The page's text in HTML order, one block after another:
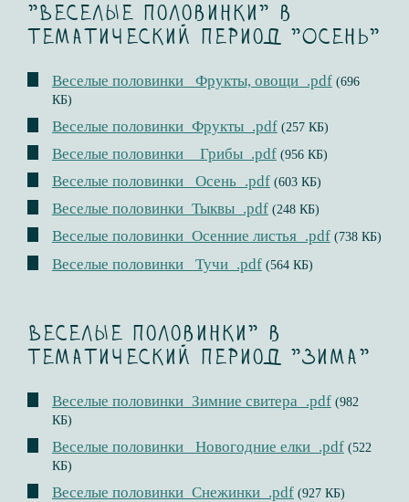
"Веселые половинки" в
тематический период "Осень"
Веселые половинки _Фрукты, овощи_.pdf (696
КБ)
Веселые половинки_Фрукты_.pdf (257 КБ)
Веселые половинки__Грибы_.pdf (956 КБ)
Веселые половинки _Осень_.pdf (603 КБ)
Веселые половинки_Тыквы_.pdf (248 КБ)
Веселые половинки_Осенние листья_.pdf (738 КБ)
Веселые половинки _Тучи_.pdf (564 КБ)
Веселые половинки" в
тематический период "Зима"
Веселые половинки_Зимние свитера_.pdf (982
КБ)
Веселые половинки _Новогодние елки_.pdf (522
КБ)
Веселые половинки_Снежинки_.pdf (927 КБ)